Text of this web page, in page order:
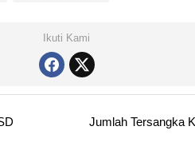
Ikuti Kami
Jumlah Tersangka